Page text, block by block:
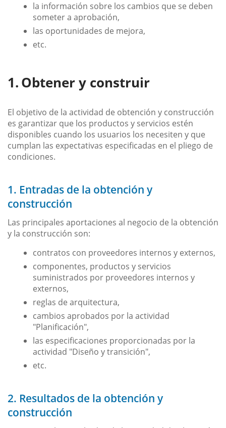
la información sobre los cambios que se deben
someter a aprobación,
las oportunidades de mejora,
etc.
Obtener y construir
El objetivo de la actividad de obtención y construcción
es garantizar que los productos y servicios estén
disponibles cuando los usuarios los necesiten y que
cumplan las expectativas especificadas en el pliego de
condiciones.
1. Entradas de la obtención y
construcción
Las principales aportaciones al negocio de la obtención
y la construcción son:
contratos con proveedores internos y externos,
componentes, productos y servicios
suministrados por proveedores internos y
externos,
reglas de arquitectura,
cambios aprobados por la actividad
"Planificación",
las especificaciones proporcionadas por la
actividad "Diseño y transición",
etc.
2. Resultados de la obtención y
construcción